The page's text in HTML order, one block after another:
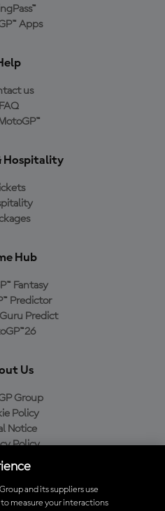
Apps
us
FAQ
Hospitality
Hub
Fantasy
Predictor
Predict
Us
Group
Policy
Notice
Policy
Policy
and its suppliers use
measure your interactions